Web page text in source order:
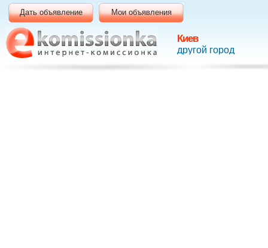
Киев
другой город
Дать объявление Мои объявления